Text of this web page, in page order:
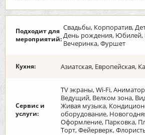
Подходит для
мероприятий:
Свадьбы, Корпоратив,
День рождения, Юбилей,
Вечеринка, Фуршет
Кухня: Азиатская, Европейская,
Сервис и
услуги:
TV экраны, Wi-Fi,
Ведущий, Велком зона,
Живая музыка,
оборудование,
Оформление, Парковка,
Торт, Фейерверк,